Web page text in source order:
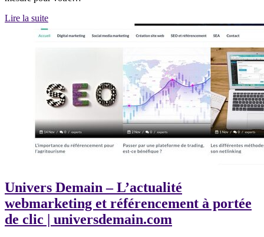
Lire la suite
Univers Demain – L’actualité
webmarketing et référencement à portée
de clic | universdemain.com